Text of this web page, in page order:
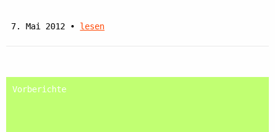
7. Mai 2012 • lesen
Vorberichte